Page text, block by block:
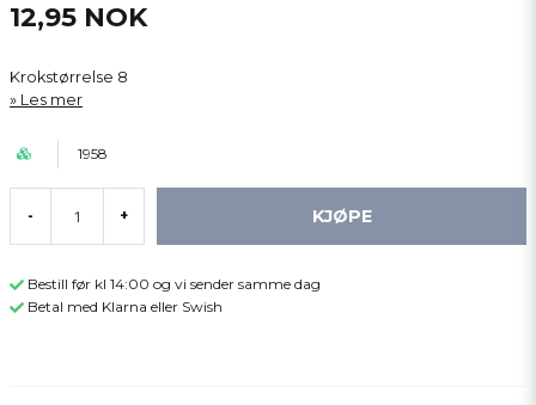
12,95 NOK
Krokstørrelse 8
Les mer
1958
- + KJØPE
Bestill før kl 14:00 og vi sender samme dag
Betal med Klarna eller Swish